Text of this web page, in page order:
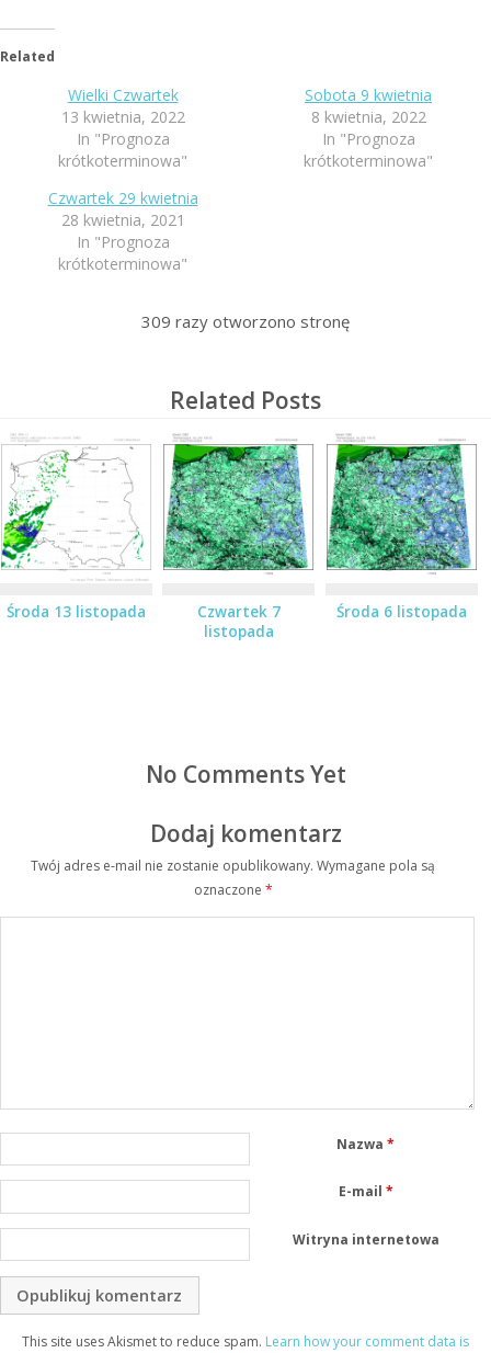
Related
Wielki Czwartek
13 kwietnia, 2022
In "Prognoza
krótkoterminowa"
Sobota 9 kwietnia
8 kwietnia, 2022
In "Prognoza
krótkoterminowa"
Czwartek 29 kwietnia
28 kwietnia, 2021
In "Prognoza
krótkoterminowa"
309 razy otworzono stronę
Related Posts
Środa 13 listopada
Czwartek 7
listopada
Środa 6 listopada
No Comments Yet
Dodaj komentarz
Twój adres e-mail nie zostanie opublikowany. Wymagane pola są
oznaczone *
Nazwa*
E-mail *
Witryna internetowa
This site uses Akismet to reduce spam. Learn how your comment data is